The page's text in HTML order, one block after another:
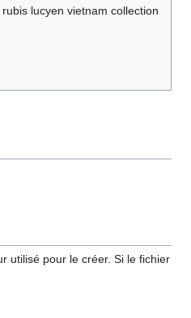
lucyen vietnam collection
utilisé pour le créer. Si le fichier